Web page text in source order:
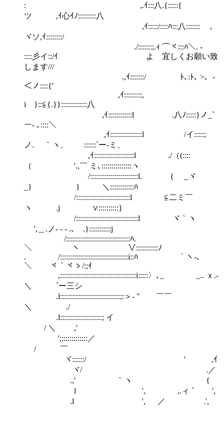
: ,.ｲ:::八.{:::::{ゞ
ツ ,ｲ心ｲﾉ:::::::::八
,ｲ:::::/::::ﾊ:::八::::::: ,
ヾソ,ｲ::::::::/
./:::::::;.ｨ ⌒ヾ:::ﾊ＼. ‐
::::彡イ::/ｲ よ 宜しくお願い致
します///
.,ｲ:::::::/ ﾄ､:ﾄ､ >、-
＜ノ::::{′
,ｲ:::::::::,
i }::≦{.}}:::::::::::::八
,ｲ::::::::::::l .八ﾉ:::::}ノ_`
ー‐ ､::::＼
,ｲ::::::::::::::::l /イ:::::;
ノ. ｀ヽ、 ゞ::::::`ー-ミ、
,ｲ::::::::::::::::::::l ./（(::::
（ '.,￣ ミ､:::::::::::::::ヽ
/::::::::::::::::::::::::l. { _ヾ
_} } ＼::::::::::::ﾊ
/:::::::::::::::::::::::::::l ≦二ミ￣
ヽ .j ∨::::::::::}
/:::::::::::::::::::::::::::::::l ヾ｀ヽ
',＿.ノ- - - .､ .}:::::::::::j
/::::::::::::::::::::::::::::::::ﾊ.
＼ ヽ ∨:::::::::::ﾉ
. /::::::::::::::::::::::::::::::::::i::ﾊ ｀ヽ-､
＼ ヾ｀ヾゝ/:;ｲ
,::::::::::::::::::::::::::::::::::::::i:::::〉､_ _.. ｘ.-
＼ `ー三シ
.l::::::::::::::::::::::::::::::;:＞- " ￣￣
＼ ゞ ./
.l:::::::::::::::::::::; イ
/ ＼ ,′
';:::::::::::::／
/ ￣
ヾ::::::/ ' ,ｲ
ヾ/ .／
.,′ ｀ヽ {
l ', ,.ィ ´ ',
.l ', ／ .',